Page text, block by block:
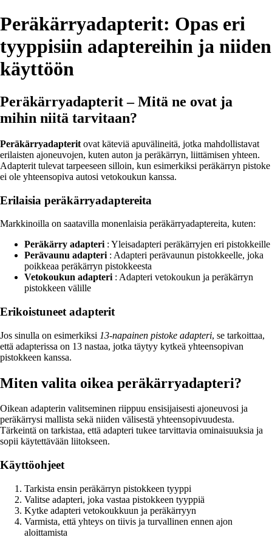
Peräkärryadapterit: Opas eri
tyyppisiin adaptereihin ja niiden
käyttöön
Peräkärryadapterit – Mitä ne ovat ja
mihin niitä tarvitaan?
Peräkärryadapterit ovat käteviä apuvälineitä, jotka mahdollistavat
erilaisten ajoneuvojen, kuten auton ja peräkärryn, liittämisen yhteen.
Adapterit tulevat tarpeeseen silloin, kun esimerkiksi peräkärryn pistoke
ei ole yhteensopiva autosi vetokoukun kanssa.
Erilaisia peräkärryadaptereita
Markkinoilla on saatavilla monenlaisia peräkärryadaptereita, kuten:
Peräkärry adapteri : Yleisadapteri peräkärryjen eri pistokkeille
Perävaunu adapteri : Adapteri perävaunun pistokkeelle, joka
poikkeaa peräkärryn pistokkeesta
Vetokoukun adapteri : Adapteri vetokoukun ja peräkärryn
pistokkeen välille
Erikoistuneet adapterit
Jos sinulla on esimerkiksi 13-napainen pistoke adapteri, se tarkoittaa,
että adapterissa on 13 nastaa, jotka täytyy kytkeä yhteensopivan
pistokkeen kanssa.
Miten valita oikea peräkärryadapteri?
Oikean adapterin valitseminen riippuu ensisijaisesti ajoneuvosi ja
peräkärrysi mallista sekä niiden välisestä yhteensopivuudesta.
Tärkeintä on tarkistaa, että adapteri tukee tarvittavia ominaisuuksia ja
sopii käytettävään liitokseen.
Käyttöohjeet
Tarkista ensin peräkärryn pistokkeen tyyppi
Valitse adapteri, joka vastaa pistokkeen tyyppiä
Kytke adapteri vetokoukkuun ja peräkärryyn
Varmista, että yhteys on tiivis ja turvallinen ennen ajon
aloittamista